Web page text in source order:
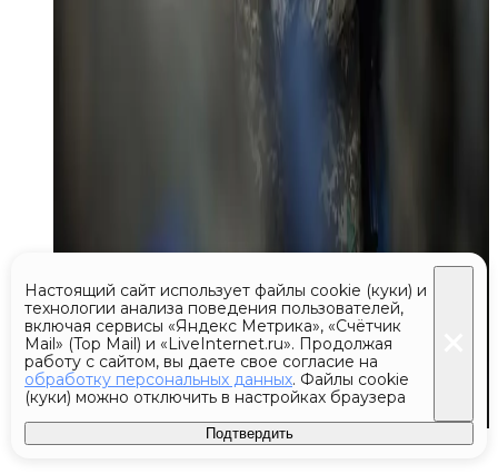
Сегодня 08:48
Настоящий сайт использует файлы cookie (куки) и
технологии анализа поведения пользователей,
включая сервисы «Яндекс Метрика», «Счётчик
Mail» (Top Mail) и «LiveInternet.ru». Продолжая
работу с сайтом, вы даете свое согласие на
обработку персональных данных. Файлы cookie
(куки) можно отключить в настройках браузера
Подтвердить